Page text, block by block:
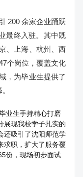
200 余家企业踊跃
最终入驻。其中既
、上海、杭州、西
个岗位，覆盖文化
，为毕业生提供了
业生手持精心打磨
展现我校学子扎实的
还吸引了沈阳师范学
求职，扩大了服务覆
份，现场初步面试